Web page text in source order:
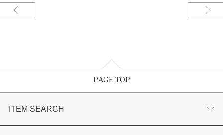
PAGE TOP
ITEM SEARCH